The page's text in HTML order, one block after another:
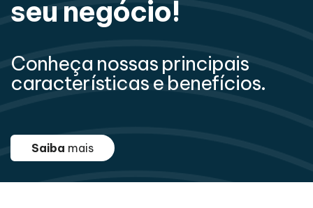
seu negócio!
Conheça nossas principais
características e benefícios.
Saiba mais